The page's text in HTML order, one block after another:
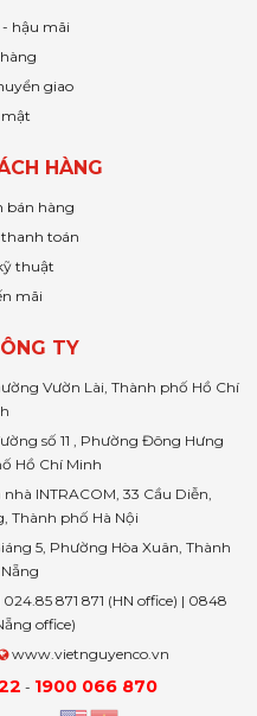
hậu mãi
giao
mật
HÀNG
bán hàng
thanh toán
thuật
mãi
TY
Vườn Lài, Thành phố Hồ Chí
số 11 , Phường Đông Hưng
Hồ Chí Minh
INTRACOM, 33 Cầu Diễn,
Thành phố Hà Nội
5, Phường Hòa Xuân, Thành
871 871 (HN office) | 0848
office)
www.vietnguyenco.vn
- 1900 066 870